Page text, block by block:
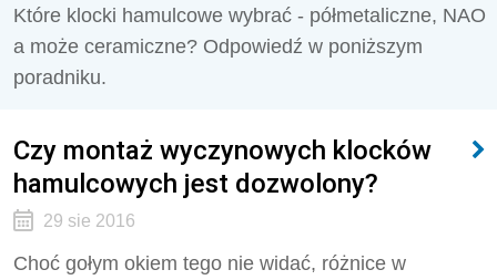
Które klocki hamulcowe wybrać - półmetaliczne, NAO
a może ceramiczne? Odpowiedź w poniższym
poradniku.
Czy montaż wyczynowych klocków
hamulcowych jest dozwolony?
29 sie 2016
Choć gołym okiem tego nie widać, różnice w